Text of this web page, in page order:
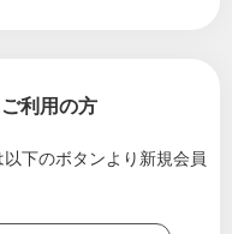
１５】お知らせ｜裂地
ざいました！！
４】お知らせ｜裂地
利用の方
以下のボタンより新規会員